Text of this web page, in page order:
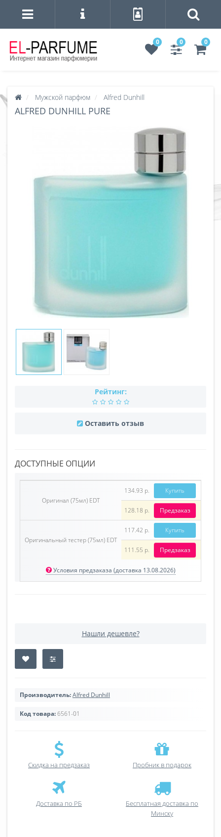
0 0 0
Мужской парфюм Alfred Dunhill
ALFRED DUNHILL PURE
Рейтинг:
Оставить отзыв
ДОСТУПНЫЕ ОПЦИИ
Оригинал (75мл) EDT
134.93 р. Купить
128.18 р. Предзаказ
Оригинальный тестер (75мл) EDT
117.42 р. Купить
111.55 р. Предзаказ
Условия предзаказа (доставка 13.08.2026)
Нашли дешевле?
Производитель:Alfred Dunhill
Код товара:6561-01
Скидка на предзаказ Пробник в подарок
Доставка по РБ
Бесплатная доставка по
Минску